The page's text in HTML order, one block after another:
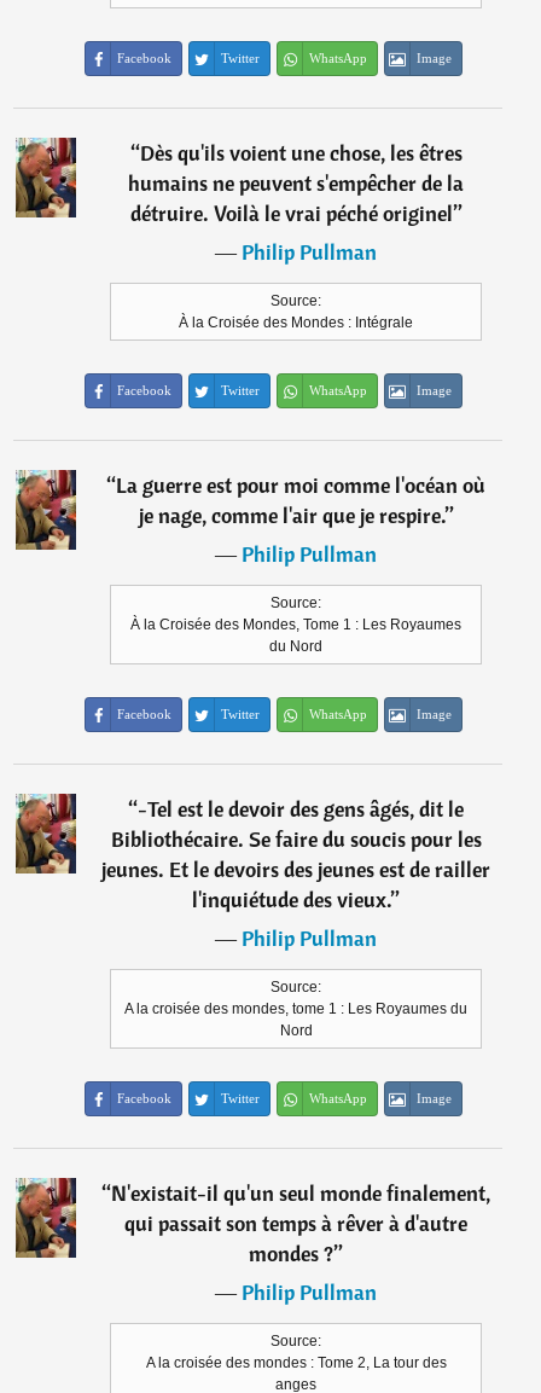
Facebook Twitter WhatsApp Image
“Dès qu'ils voient une chose, les êtres
humains ne peuvent s'empêcher de la
détruire. Voilà le vrai péché originel”
―Philip Pullman
Source:
À la Croisée des Mondes : Intégrale
Facebook Twitter WhatsApp Image
“La guerre est pour moi comme l'océan où
je nage, comme l'air que je respire.”
―Philip Pullman
Source:
À la Croisée des Mondes, Tome 1 : Les Royaumes
du Nord
Facebook Twitter WhatsApp Image
“-Tel est le devoir des gens âgés, dit le
Bibliothécaire. Se faire du soucis pour les
jeunes. Et le devoirs des jeunes est de railler
l'inquiétude des vieux.”
―Philip Pullman
Source:
A la croisée des mondes, tome 1 : Les Royaumes du
Nord
Facebook Twitter WhatsApp Image
“N'existait-il qu'un seul monde finalement,
qui passait son temps à rêver à d'autre
mondes ?”
―Philip Pullman
Source:
A la croisée des mondes : Tome 2, La tour des
anges